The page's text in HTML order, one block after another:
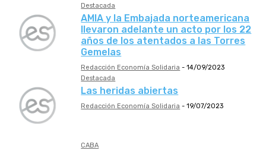
Destacada
AMIA y la Embajada norteamericana
llevaron adelante un acto por los 22
años de los atentados a las Torres
Gemelas
Redacción Economía Solidaria - 14/09/2023
Destacada
Las heridas abiertas
Redacción Economía Solidaria - 19/07/2023
CABA